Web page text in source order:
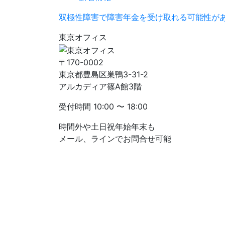
双極性障害で障害年金を受け取れる可能性が
東京オフィス
〒170-0002
東京都豊島区巣鴨3-31-2
アルカディア篠A館3階
受付時間 10:00 〜 18:00
時間外や土日祝年始年末も
メール、ラインでお問合せ可能